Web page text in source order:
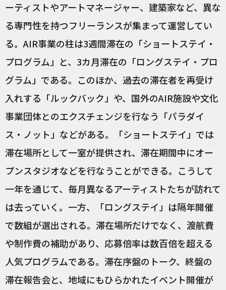
ーティストやアートマネージャー、建築家など、異な
る専門性を持つフリーランスが集まって運営してい
る。AIR事業の柱は3週間滞在の「ショートステイ・
プログラム」と、3カ月滞在の「ロングステイ・プロ
グラム」である。このほか、過去の滞在者を再受け
入れする「ルックバック」や、国外のAIR施設や文化
事業団体とのエクスチェンジを行なう「パラダイ
ス・ノット」などがある。「ショートステイ」では
滞在場所として一室が提供され、滞在期間中にオー
プンスタジオなどを行なうことができる。こうして
一年を通じて、毎月異なるアーティストたちが訪れて
は去っていく。一方、「ロングステイ」は隔年開催
で数組が選出される。滞在場所だけでなく、渡航費
や制作費の補助があり、応募倍率は数百倍を超える
人気プログラムである。滞在序盤のトーク、終盤の
滞在報告会と、地域にもひらかれたイベント開催が